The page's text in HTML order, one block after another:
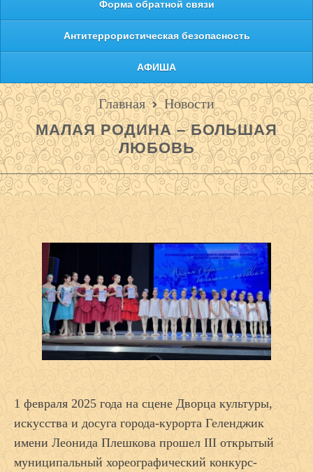
Форма обратной связи
Антитеррористическая безопасность
АФИША
Главная Новости
МАЛАЯ РОДИНА – БОЛЬШАЯ
ЛЮБОВЬ
1 февраля 2025 года на сцене Дворца культуры,
искусства и досуга города-курорта Геленджик
имени Леонида Плешкова прошел III открытый
муниципальный хореографический конкурс-